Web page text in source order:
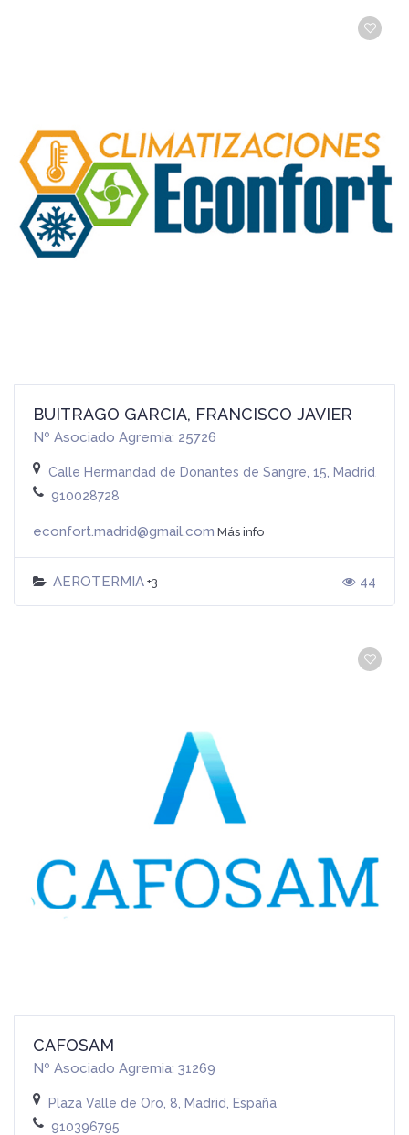
BUITRAGO GARCIA, FRANCISCO JAVIER
Nº Asociado Agremia: 25726
Calle Hermandad de Donantes de Sangre, 15, Madrid,
910028728
econfort.madrid@gmail.com Más info
AEROTERMIA +3 44
CAFOSAM
Nº Asociado Agremia: 31269
Plaza Valle de Oro, 8, Madrid, España
910396795